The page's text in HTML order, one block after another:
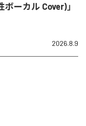
ーカル Cover)」
2026.8.9